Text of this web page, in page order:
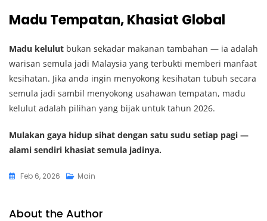
Madu Tempatan, Khasiat Global
Madu kelulut bukan sekadar makanan tambahan — ia adalah
warisan semula jadi Malaysia yang terbukti memberi manfaat
kesihatan. Jika anda ingin menyokong kesihatan tubuh secara
semula jadi sambil menyokong usahawan tempatan, madu
kelulut adalah pilihan yang bijak untuk tahun 2026.
Mulakan gaya hidup sihat dengan satu sudu setiap pagi —
alami sendiri khasiat semula jadinya.
Feb 6, 2026 Main
About the Author